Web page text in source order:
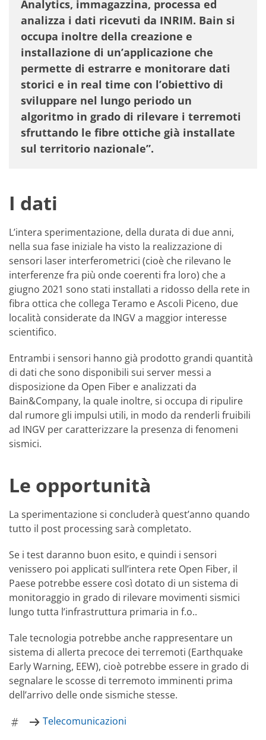
Analytics, immagazzina, processa ed
analizza i dati ricevuti da INRIM. Bain si
occupa inoltre della creazione e
installazione di un’applicazione che
permette di estrarre e monitorare dati
storici e in real time con l’obiettivo di
sviluppare nel lungo periodo un
algoritmo in grado di rilevare i terremoti
sfruttando le fibre ottiche già installate
sul territorio nazionale”.
I dati
L’intera sperimentazione, della durata di due anni,
nella sua fase iniziale ha visto la realizzazione di
sensori laser interferometrici (cioè che rilevano le
interferenze fra più onde coerenti fra loro) che a
giugno 2021 sono stati installati a ridosso della rete in
fibra ottica che collega Teramo e Ascoli Piceno, due
località considerate da INGV a maggior interesse
scientifico.
Entrambi i sensori hanno già prodotto grandi quantità
di dati che sono disponibili sui server messi a
disposizione da Open Fiber e analizzati da
Bain&Company, la quale inoltre, si occupa di ripulire
dal rumore gli impulsi utili, in modo da renderli fruibili
ad INGV per caratterizzare la presenza di fenomeni
sismici.
Le opportunità
La sperimentazione si concluderà quest’anno quando
tutto il post processing sarà completato.
Se i test daranno buon esito, e quindi i sensori
venissero poi applicati sull’intera rete Open Fiber, il
Paese potrebbe essere così dotato di un sistema di
monitoraggio in grado di rilevare movimenti sismici
lungo tutta l’infrastruttura primaria in f.o..
Tale tecnologia potrebbe anche rappresentare un
sistema di allerta precoce dei terremoti (Earthquake
Early Warning, EEW), cioè potrebbe essere in grado di
segnalare le scosse di terremoto imminenti prima
dell’arrivo delle onde sismiche stesse.
Telecomunicazioni